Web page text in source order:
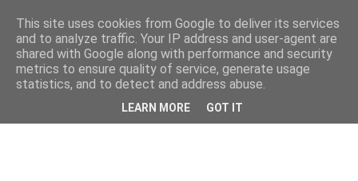
This site uses cookies from Google to deliver its services
and to analyze traffic. Your IP address and user-agent are
shared with Google along with performance and security
metrics to ensure quality of service, generate usage
statistics, and to detect and address abuse.
LEARN MORE GOT IT